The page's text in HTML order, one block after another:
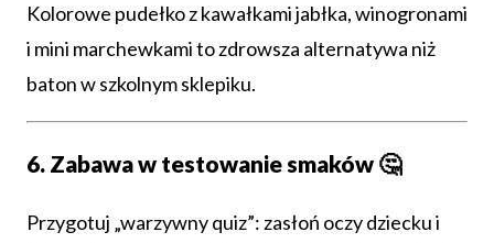
Kolorowe pudełko z kawałkami jabłka, winogronami
i mini marchewkami to zdrowsza alternatywa niż
baton w szkolnym sklepiku.
6. Zabawa w testowanie smaków 🤔
Przygotuj „warzywny quiz”: zasłoń oczy dziecku i